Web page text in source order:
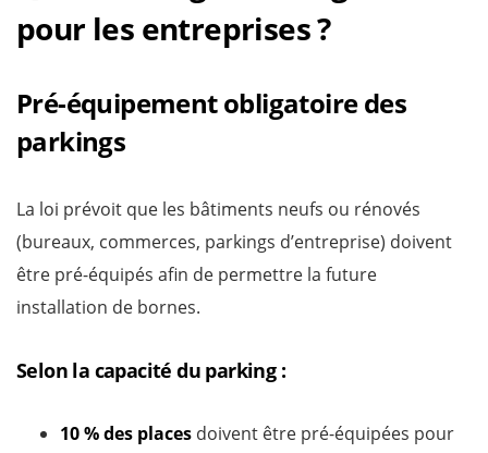
pour les entreprises ?
Pré-équipement obligatoire des
parkings
La loi prévoit que les bâtiments neufs ou rénovés
(bureaux, commerces, parkings d’entreprise) doivent
être pré-équipés afin de permettre la future
installation de bornes.
Selon la capacité du parking :
10 % des places doivent être pré-équipées pour